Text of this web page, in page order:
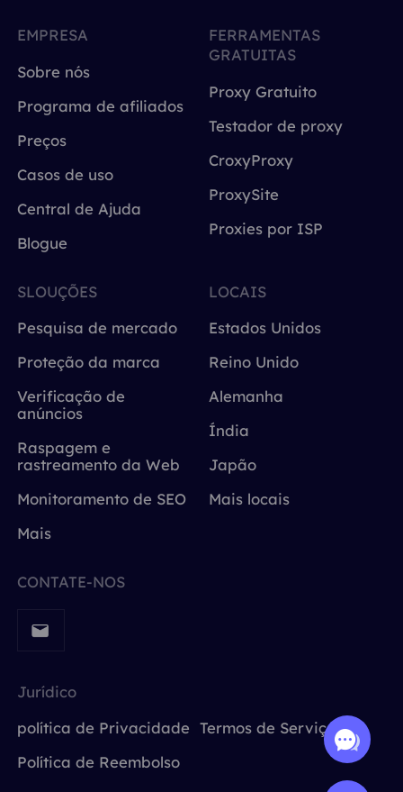
EMPRESA
Sobre nós
Programa de afiliados
Preços
Casos de uso
Central de Ajuda
Blogue
FERRAMENTAS
GRATUITAS
Proxy Gratuito
Testador de proxy
CroxyProxy
ProxySite
Proxies por ISP
SLOUÇÕES
Pesquisa de mercado
Proteção da marca
Verificação de
anúncios
Raspagem e
rastreamento da Web
Monitoramento de SEO
Mais
LOCAIS
Estados Unidos
Reino Unido
Alemanha
Índia
Japão
Mais locais
CONTATE-NOS
Jurídico
política de Privacidade Termos de Serviço
Política de Reembolso